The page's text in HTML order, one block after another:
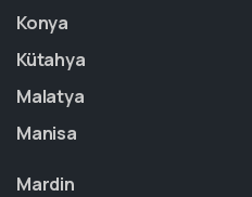
Konya
Kütahya
Malatya
Manisa
Mardin